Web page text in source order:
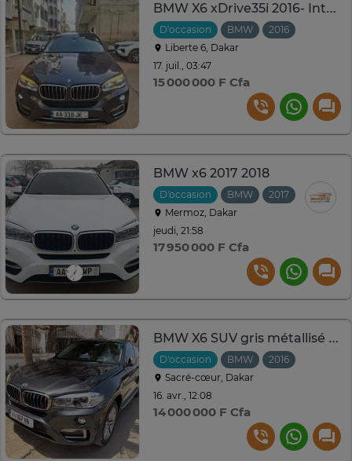
BMW X6 xDrive35i 2016- Intérieur Cuir Luxe, Volant M
D'occasion BMW 2016
Liberte 6, Dakar
17. juil., 03:47
15 000 000 F Cfa
BMW x6 2017 2018
D'occasion BMW
2017
Mermoz, Dakar
jeudi, 21:58
17 950 000 F Cfa
BMW X6 SUV gris métallisé polyvalent
D'occasion BMW 2016
Sacré-cœur, Dakar
16. avr., 12:08
14 000 000 F Cfa